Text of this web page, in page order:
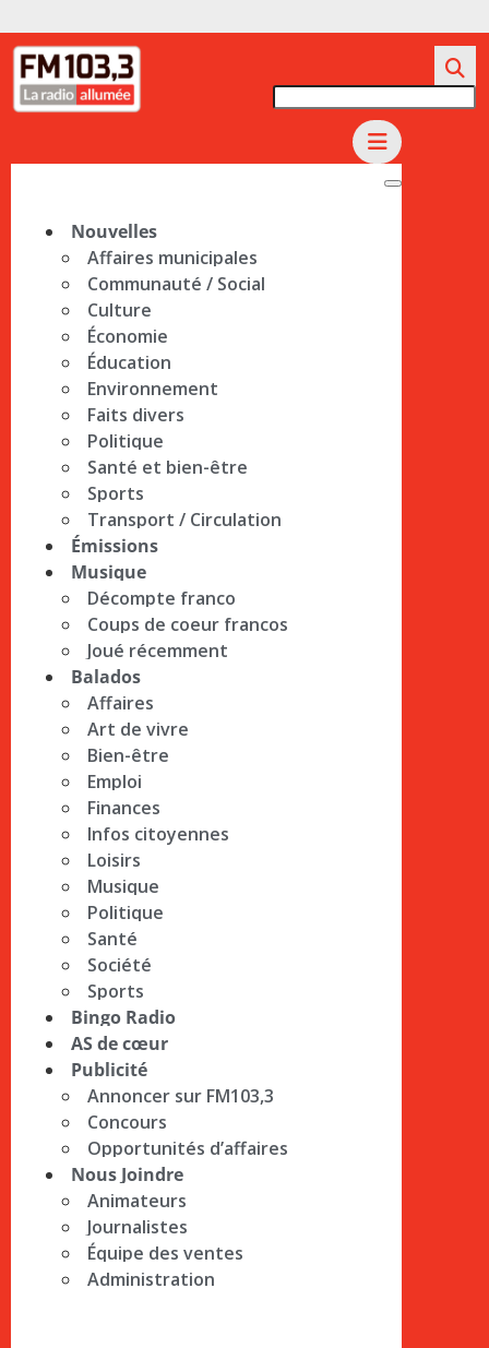
Nouvelles
Affaires municipales
Communauté / Social
Culture
Économie
Éducation
Environnement
Faits divers
Politique
Santé et bien-être
Sports
Transport / Circulation
Émissions
Musique
Décompte franco
Coups de coeur francos
Joué récemment
Balados
Affaires
Art de vivre
Bien-être
Emploi
Finances
Infos citoyennes
Loisirs
Musique
Politique
Santé
Société
Sports
Bingo Radio
AS de cœur
Publicité
Annoncer sur FM103,3
Concours
Opportunités d’affaires
Nous Joindre
Animateurs
Journalistes
Équipe des ventes
Administration